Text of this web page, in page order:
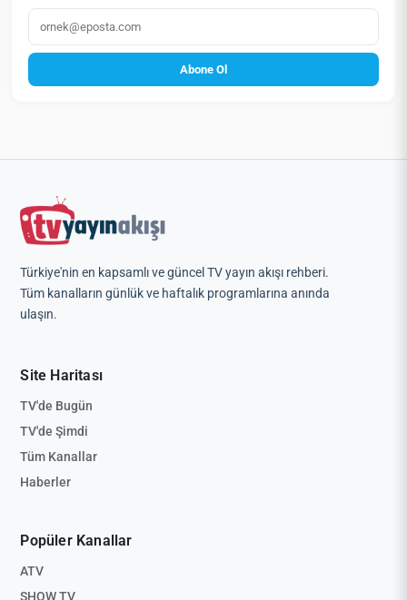
E‑posta
Abone Ol
Türkiye'nin en kapsamlı ve güncel TV yayın akışı rehberi.
Tüm kanalların günlük ve haftalık programlarına anında
ulaşın.
Site Haritası
TV'de Bugün
TV'de Şimdi
Tüm Kanallar
Haberler
Popüler Kanallar
ATV
SHOW TV